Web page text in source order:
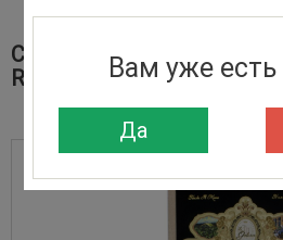
СИГАРЫ LA GALERA
ROBUSTO
Вам уже есть
Да